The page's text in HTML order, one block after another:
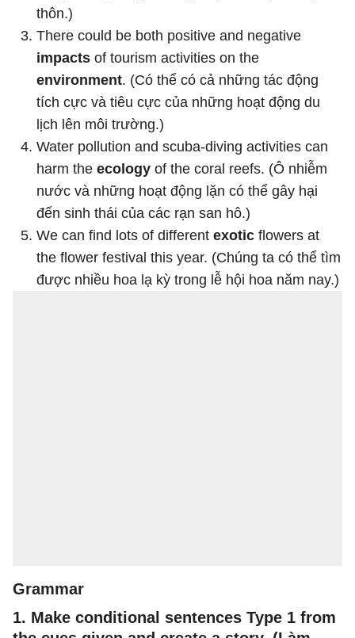
thôn.)
There could be both positive and negative
impacts of tourism activities on the
environment. (Có thể có cả những tác động
tích cực và tiêu cực của những hoạt động du
lịch lên môi trường.)
Water pollution and scuba-diving activities can
harm the ecology of the coral reefs. (Ô nhiễm
nước và những hoạt động lặn có thể gây hại
đến sinh thái của các rạn san hô.)
We can find lots of different exotic flowers at
the flower festival this year. (Chúng ta có thể tìm
được nhiều hoa lạ kỳ trong lễ hội hoa năm nay.)
Grammar
1. Make conditional sentences Type 1 from